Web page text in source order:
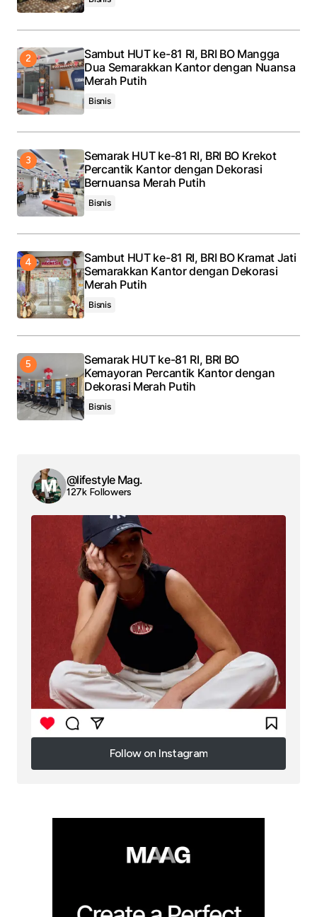
Sambut HUT ke-81 RI, BRI BO Mangga
Dua Semarakkan Kantor dengan Nuansa
Merah Putih
Bisnis
Semarak HUT ke-81 RI, BRI BO Krekot
Percantik Kantor dengan Dekorasi
Bernuansa Merah Putih
Bisnis
Sambut HUT ke-81 RI, BRI BO Kramat Jati
Semarakkan Kantor dengan Dekorasi
Merah Putih
Bisnis
Semarak HUT ke-81 RI, BRI BO
Kemayoran Percantik Kantor dengan
Dekorasi Merah Putih
Bisnis
@lifestyle Mag.
127k Followers
Follow on Instagram
Follow on Instagram